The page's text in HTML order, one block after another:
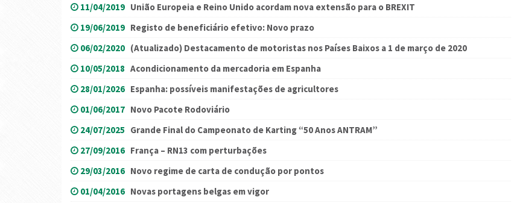
11/04/2019 União Europeia e Reino Unido acordam nova extensão para o BREXIT
19/06/2019 Registo de beneficiário efetivo: Novo prazo
06/02/2020 (Atualizado) Destacamento de motoristas nos Países Baixos a 1 de março de 2020
10/05/2018 Acondicionamento da mercadoria em Espanha
28/01/2026 Espanha: possíveis manifestações de agricultores
01/06/2017 Novo Pacote Rodoviário
24/07/2025 Grande Final do Campeonato de Karting “50 Anos ANTRAM”
27/09/2016 França – RN13 com perturbações
29/03/2016 Novo regime de carta de condução por pontos
01/04/2016 Novas portagens belgas em vigor